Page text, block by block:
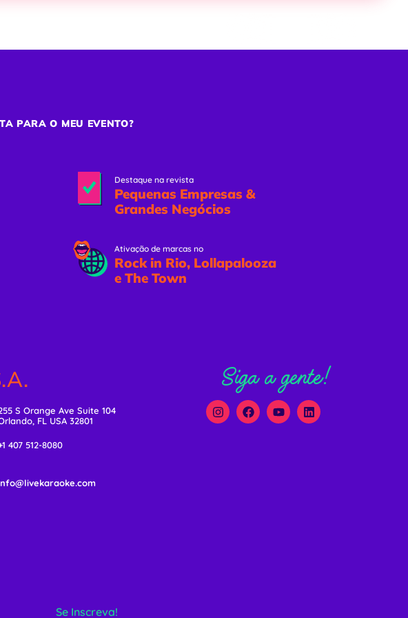
PARA O MEU EVENTO?
Destaque na revista
Pequenas Empresas &
Grandes Negócios
Ativação de marcas no
Rock in Rio, Lollapalooza
e The Town
S Orange Ave Suite 104
FL USA 32801
407 512-8080
Siga a gente!
Se Inscreva!